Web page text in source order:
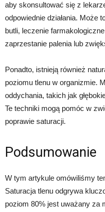
aby skonsultować się z
odpowiednie działania. Może
butli, leczenie
zaprzestanie palenia lub
Ponadto, istnieją również
poziomu tlenu w organizmie.
oddychania, takich jak
Te techniki mogą pomóc w
poprawie saturacji.
Podsumowanie
W tym artykule omówiliśmy
Saturacja tlenu odgrywa
poziom 80% jest uważany za